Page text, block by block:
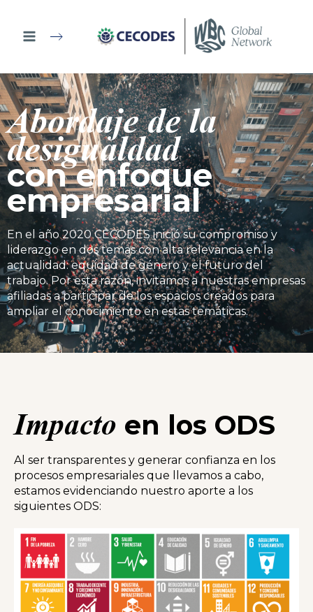
contenido
Abordaje de la
desigualdad
con enfoque
empresarial
En el año 2020 CECODES inició su compromiso y
liderazgo en dos temas con alta relevancia en la
actualidad: equidad de género y el futuro del
trabajo. Por esta razón, invitamos a nuestras empresas
afiliadas a participar de los espacios creados para
ampliar el conocimiento en estas temáticas.
Impacto en los ODS
Al ser transparentes y generar confianza en los
procesos empresariales que llevamos a cabo,
estamos evidenciando nuestro aporte a los
siguientes ODS: